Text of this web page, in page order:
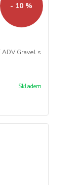
- 10 %
Gravel s
Skladem